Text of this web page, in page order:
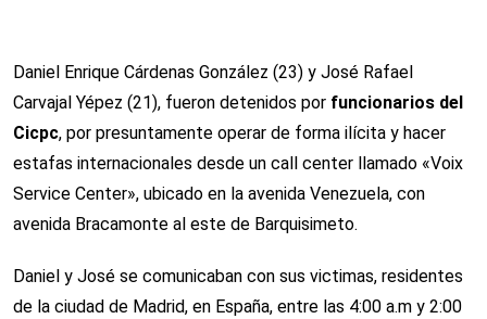
Daniel Enrique Cárdenas González (23) y José Rafael
Carvajal Yépez (21), fueron detenidos por funcionarios del
Cicpc, por presuntamente operar de forma ilícita y hacer
estafas internacionales desde un call center llamado «Voix
Service Center», ubicado en la avenida Venezuela, con
avenida Bracamonte al este de Barquisimeto.
Daniel y José se comunicaban con sus victimas, residentes
de la ciudad de Madrid, en España, entre las 4:00 a.m y 2:00